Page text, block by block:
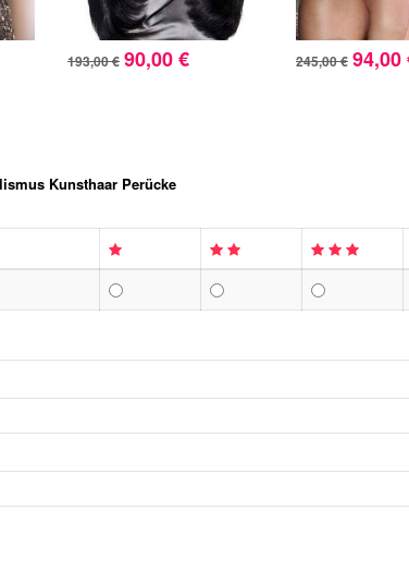
193,00 € 90,00 € 245,00 € 94,00
Kunsthaar Perücke